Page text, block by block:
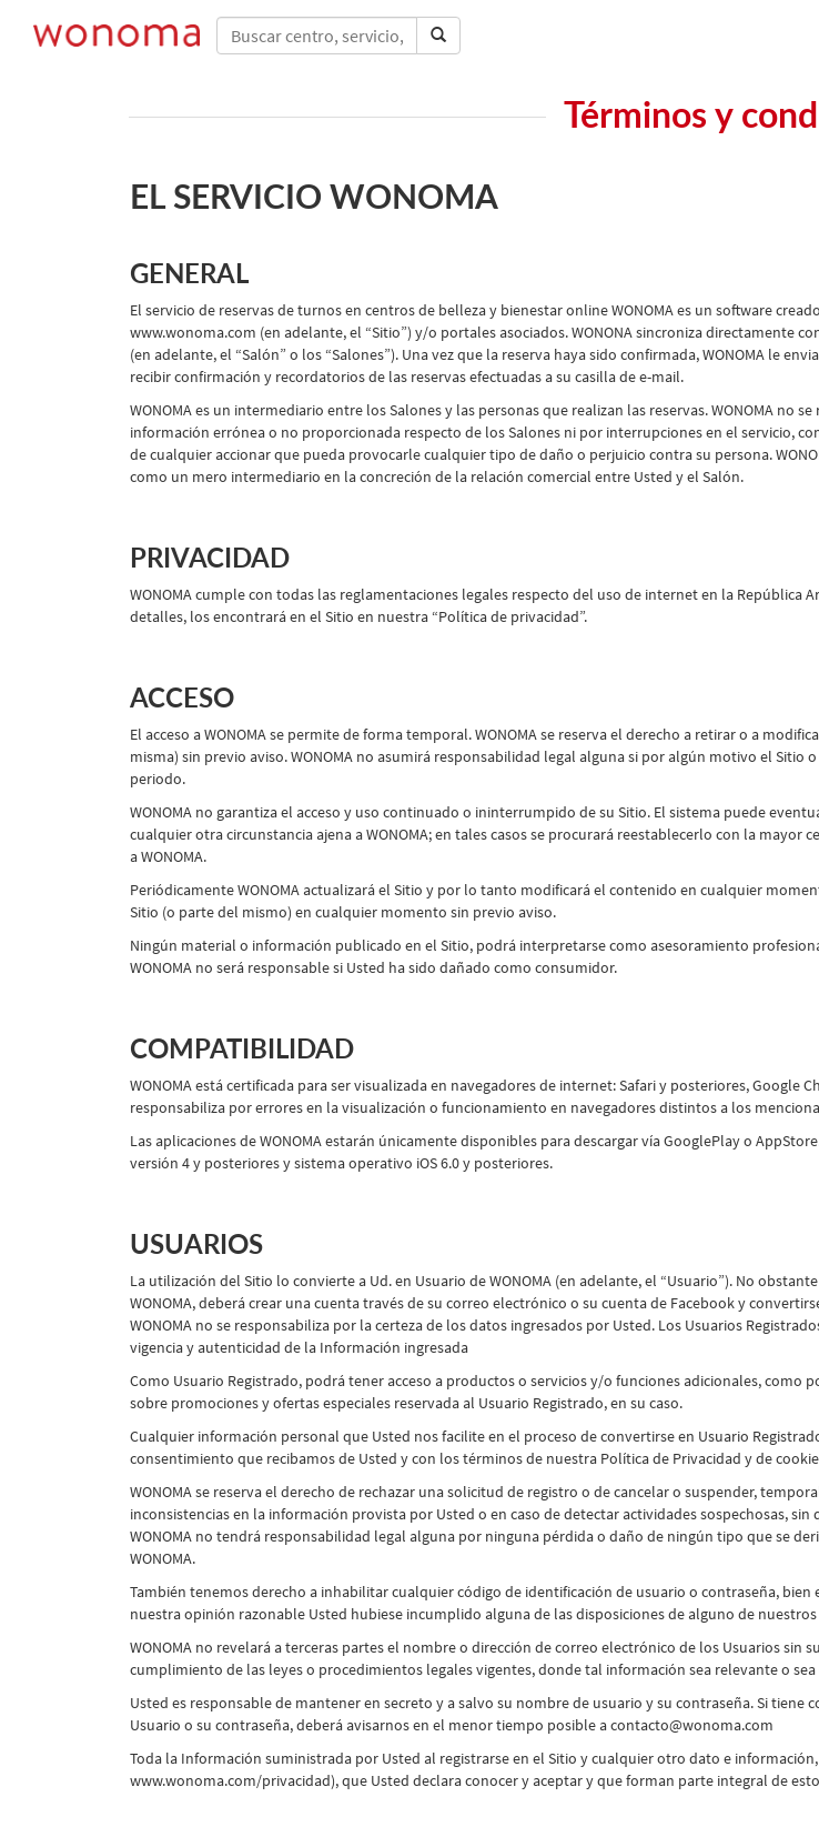
Términos y
EL SERVICIO WONOMA
GENERAL
El servicio de reservas de turnos en centros de belleza y bienestar online WONOMA es un software
www.wonoma.com (en adelante, el “Sitio”) y/o portales asociados. WONONA sincroniza directamente
(en adelante, el “Salón” o los “Salones”). Una vez que la reserva haya sido confirmada, WONOMA le
recibir confirmación y recordatorios de las reservas efectuadas a su casilla de e-mail.
WONOMA es un intermediario entre los Salones y las personas que realizan las reservas. WONOMA
información errónea o no proporcionada respecto de los Salones ni por interrupciones en el servicio,
de cualquier accionar que pueda provocarle cualquier tipo de daño o perjuicio contra su persona.
como un mero intermediario en la concreción de la relación comercial entre Usted y el Salón.
PRIVACIDAD
WONOMA cumple con todas las reglamentaciones legales respecto del uso de internet en la República
detalles, los encontrará en el Sitio en nuestra “Política de privacidad”.
ACCESO
El acceso a WONOMA se permite de forma temporal. WONOMA se reserva el derecho a retirar o a
misma) sin previo aviso. WONOMA no asumirá responsabilidad legal alguna si por algún motivo el
periodo.
WONOMA no garantiza el acceso y uso continuado o ininterrumpido de su Sitio. El sistema puede
cualquier otra circunstancia ajena a WONOMA; en tales casos se procurará reestablecerlo con la
a WONOMA.
Periódicamente WONOMA actualizará el Sitio y por lo tanto modificará el contenido en cualquier
Sitio (o parte del mismo) en cualquier momento sin previo aviso.
Ningún material o información publicado en el Sitio, podrá interpretarse como asesoramiento
WONOMA no será responsable si Usted ha sido dañado como consumidor.
COMPATIBILIDAD
WONOMA está certificada para ser visualizada en navegadores de internet: Safari y posteriores, Google
responsabiliza por errores en la visualización o funcionamiento en navegadores distintos a los
Las aplicaciones de WONOMA estarán únicamente disponibles para descargar vía GooglePlay o
versión 4 y posteriores y sistema operativo iOS 6.0 y posteriores.
USUARIOS
La utilización del Sitio lo convierte a Ud. en Usuario de WONOMA (en adelante, el “Usuario”). No
WONOMA, deberá crear una cuenta través de su correo electrónico o su cuenta de Facebook y
WONOMA no se responsabiliza por la certeza de los datos ingresados por Usted. Los Usuarios
vigencia y autenticidad de la Información ingresada
Como Usuario Registrado, podrá tener acceso a productos o servicios y/o funciones adicionales,
sobre promociones y ofertas especiales reservada al Usuario Registrado, en su caso.
Cualquier información personal que Usted nos facilite en el proceso de convertirse en Usuario
consentimiento que recibamos de Usted y con los términos de nuestra Política de Privacidad y de
WONOMA se reserva el derecho de rechazar una solicitud de registro o de cancelar o suspender,
inconsistencias en la información provista por Usted o en caso de detectar actividades sospechosas,
WONOMA no tendrá responsabilidad legal alguna por ninguna pérdida o daño de ningún tipo que se
WONOMA.
También tenemos derecho a inhabilitar cualquier código de identificación de usuario o contraseña,
nuestra opinión razonable Usted hubiese incumplido alguna de las disposiciones de alguno de
WONOMA no revelará a terceras partes el nombre o dirección de correo electrónico de los Usuarios
cumplimiento de las leyes o procedimientos legales vigentes, donde tal información sea relevante o
Usted es responsable de mantener en secreto y a salvo su nombre de usuario y su contraseña. Si
Usuario o su contraseña, deberá avisarnos en el menor tiempo posible a contacto@wonoma.com
Toda la Información suministrada por Usted al registrarse en el Sitio y cualquier otro dato e
www.wonoma.com/privacidad), que Usted declara conocer y aceptar y que forman parte integral de